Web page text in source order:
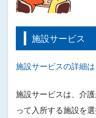
施設サービス
施設サービスの詳細
施設サービスは、介
って入所する施設を